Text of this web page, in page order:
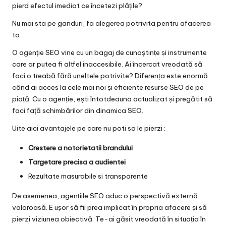
pierd efectul imediat ce încetezi plățile?
Nu mai sta pe ganduri, fa alegerea potrivita pentru afacerea
ta
O agenție SEO vine cu un bagaj de cunoștințe și instrumente
care ar putea fi altfel inaccesibile. Ai încercat vreodată să
faci o treabă fără uneltele potrivite? Diferența este enormă
când ai acces la cele mai noi și eficiente resurse SEO de pe
piață. Cu o agenție, ești întotdeauna actualizat și pregătit să
faci față schimbărilor din dinamica SEO.
Uite aici avantajele pe care nu poti sa le pierzi :
Crestere a notorietatii brandului
Targetare precisa a audientei
Rezultate masurabile si transparente
De asemenea, agențiile SEO aduc o perspectivă externă
valoroasă. E ușor să fii prea implicat în propria afacere și să
pierzi viziunea obiectivă. Te-ai găsit vreodată în situația în